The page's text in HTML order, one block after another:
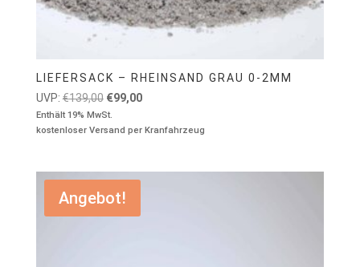
LIEFERSACK – RHEINSAND GRAU 0-2MM
UVP: €139,00 Ursprünglicher
Preis
war:
€99,00Aktueller
ist:
Enthält 19% MwSt.
kostenloser Versand per Kranfahrzeug
Angebot!